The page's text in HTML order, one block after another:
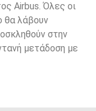
Airbus. Όλες οι
θα λάβουν
στην
μετάδοση με